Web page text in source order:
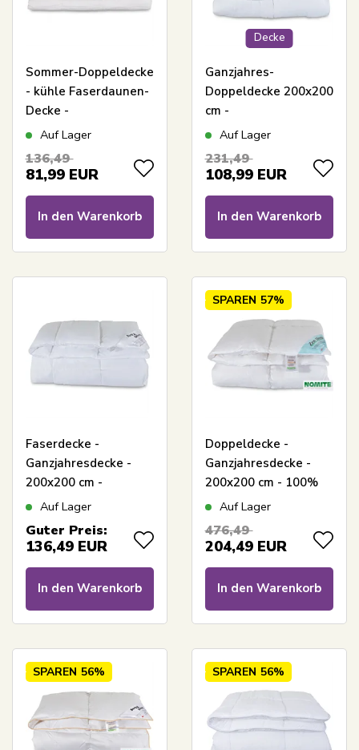
Sommer-Doppeldecke
- kühle Faserdaunen-
Decke -
allergikerfreundliche
Zen Sleep
Auf Lager
136,49
81,99 EUR
In den Warenkorb
Decke
Ganzjahres-
Doppeldecke 200x200
cm -
Allergikerfreundliche
Fiberdun - Fiberdun-
Auf Lager
231,49
108,99 EUR
In den Warenkorb
Faserdecke -
Ganzjahresdecke -
200x200 cm -
Mikrofaserdecke -
Auf Lager
Guter Preis:
136,49 EUR
In den Warenkorb
SPAREN 57%
Doppeldecke -
Ganzjahresdecke -
200x200 cm - 100%
Moschusdaunen - Zen
Auf Lager
476,49
204,49 EUR
In den Warenkorb
SPAREN 56% SPAREN 56%